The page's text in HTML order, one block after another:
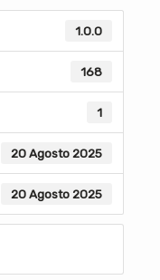
1.0.0
168
1
20 Agosto 2025
20 Agosto 2025